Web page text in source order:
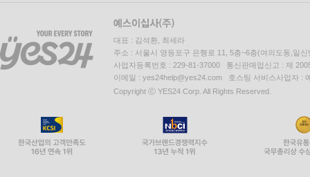
대표 : 김석환, 최세라
주소 : 서울시 영등포구 은행로 11, 5층~6층(여의도동,일신
사업자등록번호 : 229-81-37000 통신판매업신고 : 제
이메일 : yes24help@yes24.com 호스팅 서비스사업자 :
Copyright ⓒ YES24 Corp. All Rights Reserved.